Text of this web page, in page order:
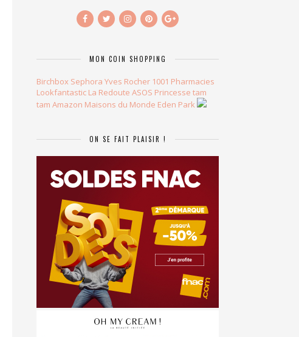
MON COIN SHOPPING
Birchbox Sephora Yves Rocher 1001 Pharmacies
Lookfantastic La Redoute ASOS Princesse tam
tam Amazon Maisons du Monde Eden Park
ON SE FAIT PLAISIR !